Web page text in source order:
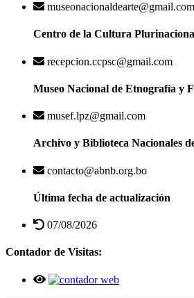
museonacionaldearte@gmail.com
Centro de la Cultura
recepcion.ccpsc@gmail.com
Museo Nacional de Etnografía y
musef.lpz@gmail.com
Archivo y Biblioteca Nacionales
contacto@abnb.org.bo
Última fecha de actualización
07/08/2026
Contador de Visitas: